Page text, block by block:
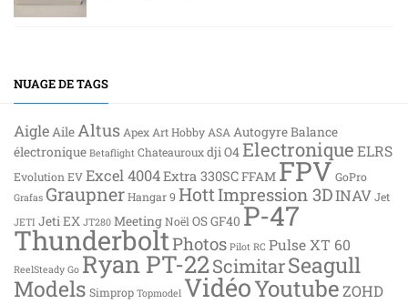
NUAGE DE TAGS
AigleAile Altus Apex Art Hobby ASA AutogyreBalance
électronique Betaflight Chateaurouxdji O4Electronique ELRS
Evolution EVExcel 4004Extra 330SCFFAM FPVGoPro
Grafas GraupnerHangar 9 HottImpression 3DINAVJet
JETI Jeti EX JT280 MeetingNoël OS GF40 P-47
ThunderboltPhotos Pilot RC Pulse XT 60
ReelSteady Go Ryan PT-22ScimitarSeagull
Models Simprop Topmodel VidéoYoutube ZOHD